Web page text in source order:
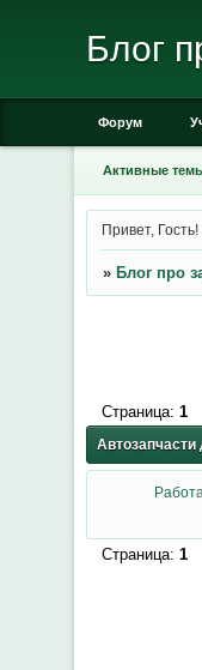
Блог
Форум
Активные
Привет, Гость!
» Блог про
Страница: 1
Страница: 1